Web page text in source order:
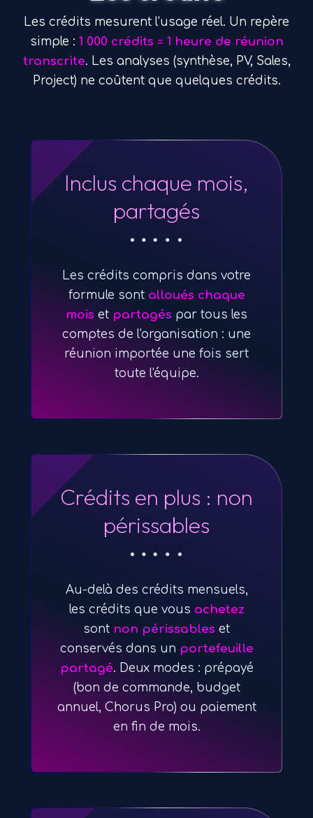
Les crédits mesurent l'usage réel. Un repère
simple : 1 000 crédits = 1 heure de réunion
transcrite. Les analyses (synthèse, PV, Sales,
Project) ne coûtent que quelques crédits.
Inclus chaque mois,
partagés
Les crédits compris dans votre
formule sont alloués chaque
mois et partagés par tous les
comptes de l'organisation : une
réunion importée une fois sert
toute l'équipe.
Crédits en plus : non
périssables
Au-delà des crédits mensuels,
les crédits que vous achetez
sont non périssables et
conservés dans un portefeuille
partagé. Deux modes : prépayé
(bon de commande, budget
annuel, Chorus Pro) ou paiement
en fin de mois.